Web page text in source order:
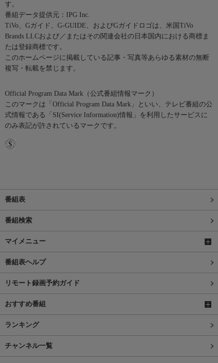
す。
番組データ提供元：IPG Inc.
TiVo、Gガイド、G-GUIDE、およびGガイドロゴは、米国TiVo
Brands LLCおよび／またはその関連会社の日本国内における商標ま
たは登録商標です。
このホームページに掲載している記事・写真等あらゆる素材の無断
複写・転載を禁じます。
Official Program Data Mark（公式番組情報マーク）
このマークは「Official Program Data Mark」といい、テレビ番組の公
式情報である「SI(Service Information)情報」を利用したサービスに
のみ表記が許されているマークです。
番組表
番組検索
マイメニュー
番組表ヘルプ
リモート録画予約ガイド
おすすめ番組
ランキング
チャンネル一覧